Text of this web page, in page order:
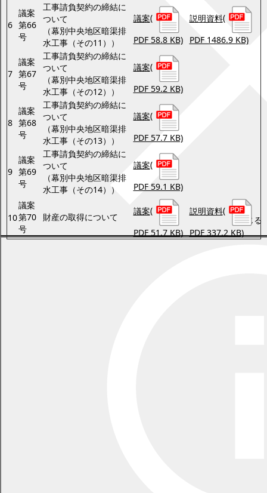
閉じる
説明資料(
PDF 1486.9 KB)
6
議案
第66
号
工事請負契約の締結に
ついて
（幕別中央地区暗渠排
水工事（その11））
議案(
PDF 58.8 KB)
7
議案
第67
号
工事請負契約の締結に
ついて
（幕別中央地区暗渠排
水工事（その12））
議案(
PDF 59.2 KB)
8
議案
第68
号
工事請負契約の締結に
ついて
（幕別中央地区暗渠排
水工事（その13））
議案(
PDF 57.7 KB)
9
議案
第69
号
工事請負契約の締結に
ついて
（幕別中央地区暗渠排
水工事（その14））
議案(
PDF 59.1 KB)
10
議案
第70
号
財産の取得について
議案(
PDF 51.7 KB)
説明資料(
PDF 337.2 KB)